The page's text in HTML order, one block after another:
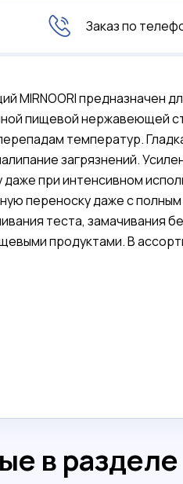
Заказ по
MIRNOORI предназначен
пищевой нержавеющей
температур.
загрязнений.
при интенсивном
переноску даже с
теста, замачивания
продуктами. В
в разделе